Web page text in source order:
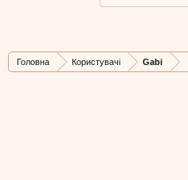
Головна Користувачі Gabi